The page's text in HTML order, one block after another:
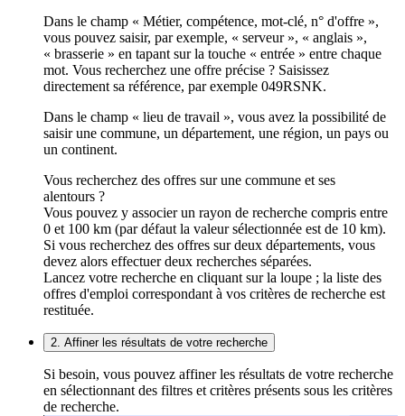
Dans le champ « Métier, compétence, mot-clé, n° d'offre »,
vous pouvez saisir, par exemple, « serveur », « anglais »,
« brasserie » en tapant sur la touche « entrée » entre chaque
mot. Vous recherchez une offre précise ? Saisissez
directement sa référence, par exemple 049RSNK.
Dans le champ « lieu de travail », vous avez la possibilité de
saisir une commune, un département, une région, un pays ou
un continent.
Vous recherchez des offres sur une commune et ses
alentours ?
Vous pouvez y associer un rayon de recherche compris entre
0 et 100 km (par défaut la valeur sélectionnée est de 10 km).
Si vous recherchez des offres sur deux départements, vous
devez alors effectuer deux recherches séparées.
Lancez votre recherche en cliquant sur la loupe ; la liste des
offres d'emploi correspondant à vos critères de recherche est
restituée.
2. Affiner les résultats de votre recherche
Si besoin, vous pouvez affiner les résultats de votre recherche
en sélectionnant des filtres et critères présents sous les critères
de recherche.